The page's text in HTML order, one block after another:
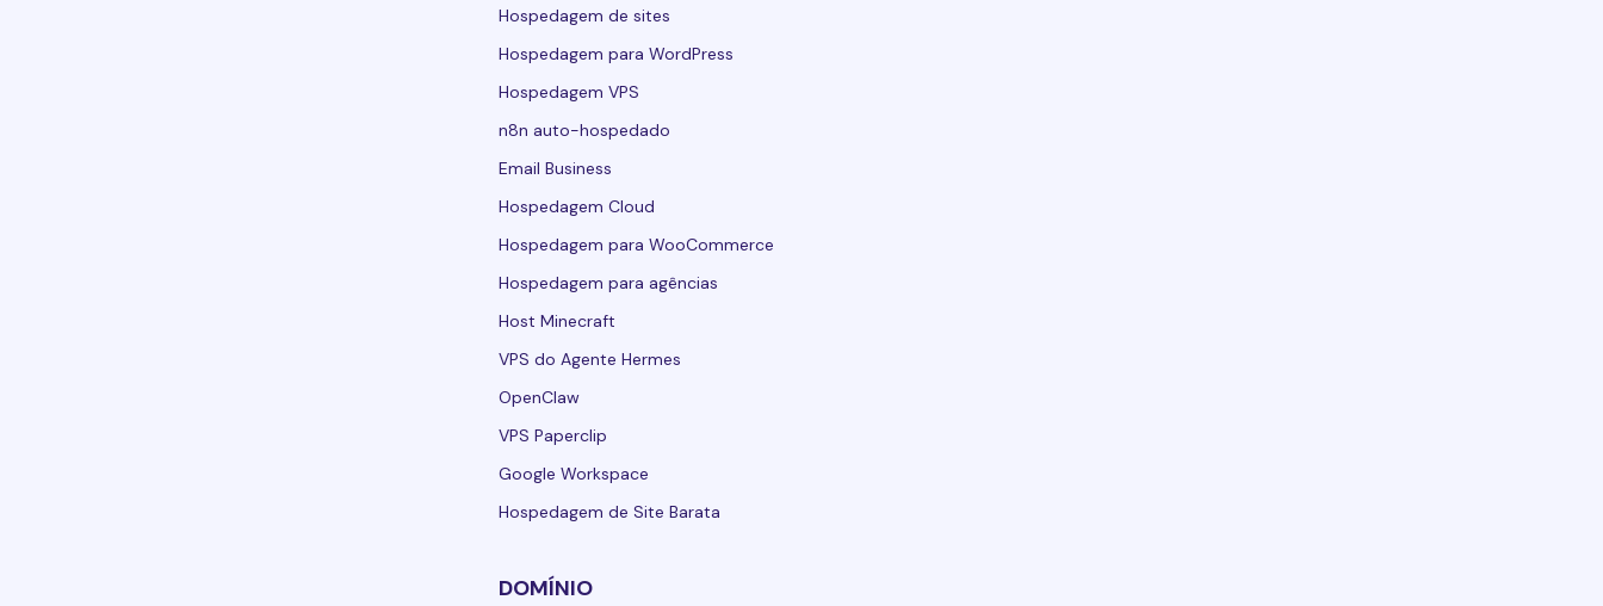
Hospedagem de sites
Hospedagem para WordPress
Hospedagem VPS
n8n auto-hospedado
Email Business
Hospedagem Cloud
Hospedagem para WooCommerce
Hospedagem para agências
Host Minecraft
VPS do Agente Hermes
OpenClaw
VPS Paperclip
Google Workspace
Hospedagem de Site Barata
DOMÍNIO